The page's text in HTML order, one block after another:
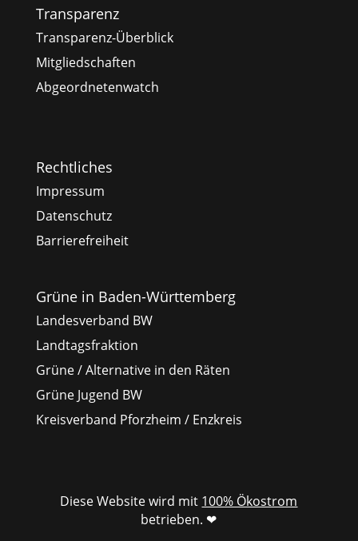
Transparenz
Transparenz-Überblick
Mitgliedschaften
Abgeordnetenwatch
Rechtliches
Impressum
Datenschutz
Barrierefreiheit
Grüne in Baden-Württemberg
Landesverband BW
Landtagsfraktion
Grüne / Alternative in den Räten
Grüne Jugend BW
Kreisverband Pforzheim / Enzkreis
Diese Website wird mit 100% Ökostrom
betrieben. ❤